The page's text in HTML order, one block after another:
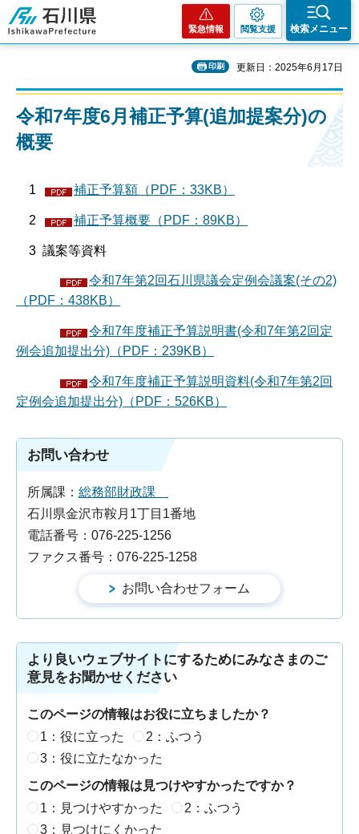
石川県
緊急情報 閲覧支援 検索メニュー
印刷 更新日：2025年6月17日
令和7年度6月補正予算(追加提案分)の
概要
1 補正予算額（PDF：33KB）
2 補正予算概要（PDF：89KB）
3 議案等資料
令和7年第2回石川県議会定例会議案(その2)
（PDF：438KB）
令和7年度補正予算説明書(令和7年第2回定
例会追加提出分)（PDF：239KB）
令和7年度補正予算説明資料(令和7年第2回
定例会追加提出分)（PDF：526KB）
お問い合わせ
所属課： 総務部財政課
石川県金沢市鞍月1丁目1番地
電話番号：076-225-1256
ファクス番号：076-225-1258
より良いウェブサイトにするためにみなさまのご
意見をお聞かせください
このページの情報はお役に立ちましたか？
1：役に立った
2：ふつう
3：役に立たなかった
このページの情報は見つけやすかったですか？
1：見つけやすかった
2：ふつう
3：見つけにくかった